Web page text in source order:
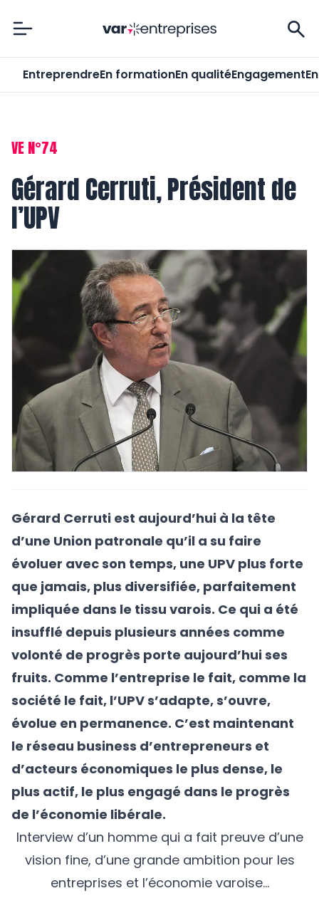
Var-Entreprises
EntreprendreEn formationEn qualitéEngagement
VE N°74
Gérard Cerruti, Président de
l’UPV
Gérard Cerruti est aujourd’hui à la tête
d’une Union patronale qu’il a su faire
évoluer avec son temps, une UPV plus forte
que jamais, plus diversifiée, parfaitement
impliquée dans le tissu varois. Ce qui a été
insufflé depuis plusieurs années comme
volonté de progrès porte aujourd’hui ses
fruits. Comme l’entreprise le fait, comme la
société le fait, l’UPV s’adapte, s’ouvre,
évolue en permanence. C’est maintenant
le réseau business d’entrepreneurs et
d’acteurs économiques le plus dense, le
plus actif, le plus engagé dans le progrès
de l’économie libérale.
Interview d’un homme qui a fait preuve d’une
vision fine, d’une grande ambition pour les
entreprises et l’économie varoise…